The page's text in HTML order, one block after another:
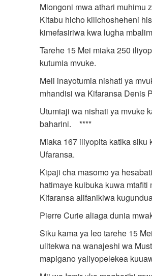
Miongoni mwa athari muhimu
Kitabu hicho kilichosheheni
kimefasiriwa kwa lugha
Tarehe 15 Mei miaka 250
kutumia mvuke.
Meli inayotumia nishati ya
mhandisi wa Kifaransa Denis
Utumiaji wa nishati ya mvuke
baharini. ****
Miaka 167 iliyopita katika
Ufaransa.
Kipaji cha masomo ya
hatimaye kuibuka kuwa
Kifaransa alifanikiwa
Pierre Curie aliaga dunia
Siku kama ya leo tarehe 15
ulitekwa na wanajeshi wa
mapigano yaliyopelekea